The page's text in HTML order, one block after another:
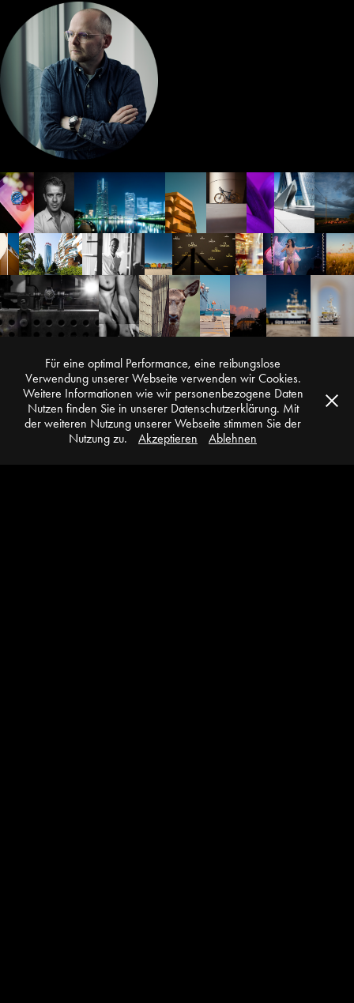
Für eine optimal Performance, eine reibungslose
Verwendung unserer Webseite verwenden wir Cookies.
Weitere Informationen wie wir personenbezogene Daten
Nutzen finden Sie in unserer Datenschutzerklärung. Mit
der weiteren Nutzung unserer Webseite stimmen Sie der
Nutzung zu.
Akzeptieren Ablehnen